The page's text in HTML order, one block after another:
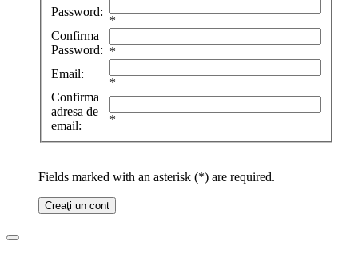
Password:
*
Confirma
Password: *
Email:
*
Confirma
adresa de
email:
*
Fields marked with an asterisk (*) are required.
Creaţi un cont